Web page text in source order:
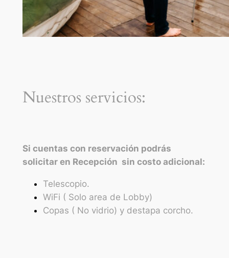
Nuestros servicios:
Si cuentas con reservación podrás
solicitar en Recepción sin costo adicional:
Telescopio.
WiFi ( Solo area de Lobby)
Copas ( No vidrio) y destapa corcho.